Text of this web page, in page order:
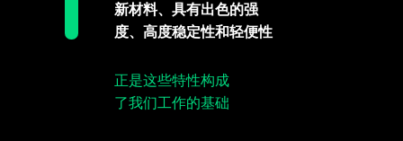
新材料、具有出色的强
度、高度稳定性和轻便性
正是这些特性构成
了我们工作的基础